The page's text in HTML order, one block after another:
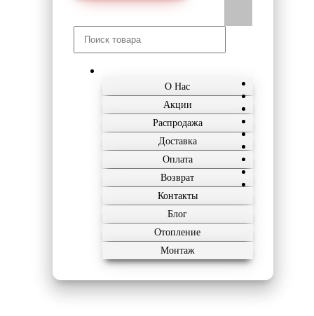
О Нас
Акции
Распродажа
Доставка
Оплата
Возврат
Контакты
Блог
Отопление
Монтаж